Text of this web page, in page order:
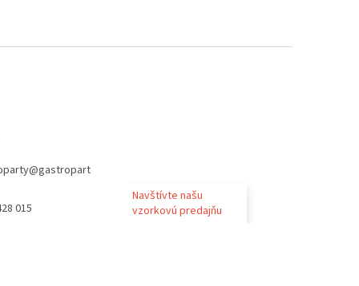
@gastropart
015
Navštívte našu
vzorkovú predajňu